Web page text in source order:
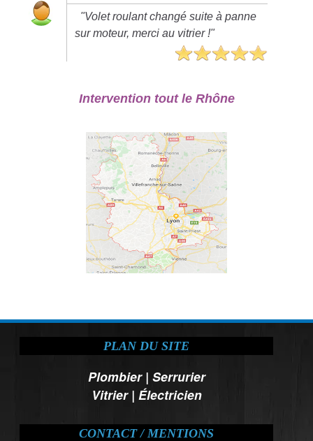
"Volet roulant changé suite à panne
sur moteur, merci au vitrier !"
Intervention tout le Rhône
PLAN DU SITE
Plombier| Serrurier
Vitrier| Électricien
CONTACT / MENTIONS